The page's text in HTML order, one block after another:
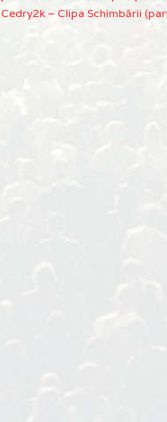
Cedry2k – Clipa Schimbării